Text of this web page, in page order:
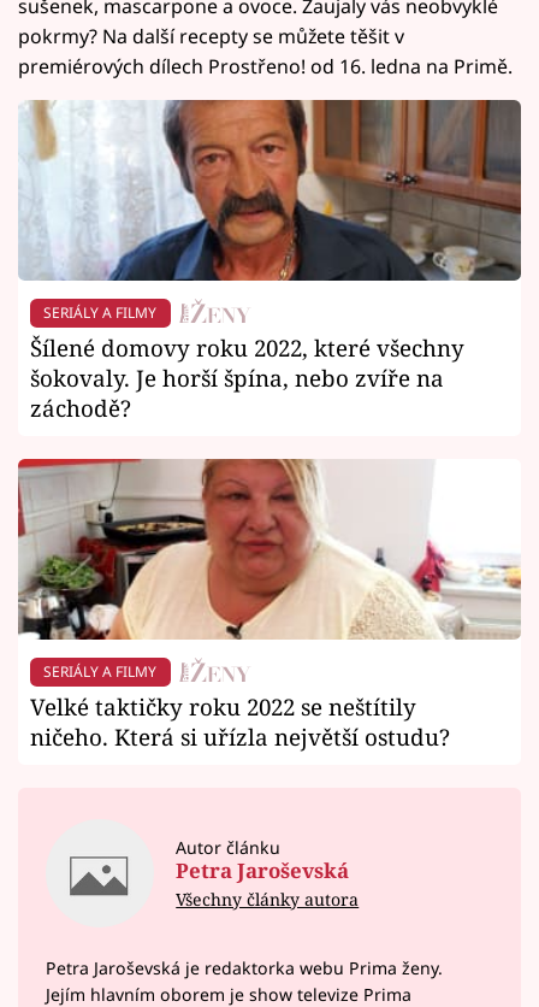
sušenek, mascarpone a ovoce. Zaujaly vás neobvyklé
pokrmy? Na další recepty se můžete těšit v
premiérových dílech Prostřeno! od 16. ledna na Primě.
SERIÁLY A FILMY
Šílené domovy roku 2022, které všechny
šokovaly. Je horší špína, nebo zvíře na
záchodě?
SERIÁLY A FILMY
Velké taktičky roku 2022 se neštítily
ničeho. Která si uřízla největší ostudu?
Autor článku
Petra Jaroševská
Všechny články autora
Petra Jaroševská je redaktorka webu Prima ženy.
Jejím hlavním oborem je show televize Prima